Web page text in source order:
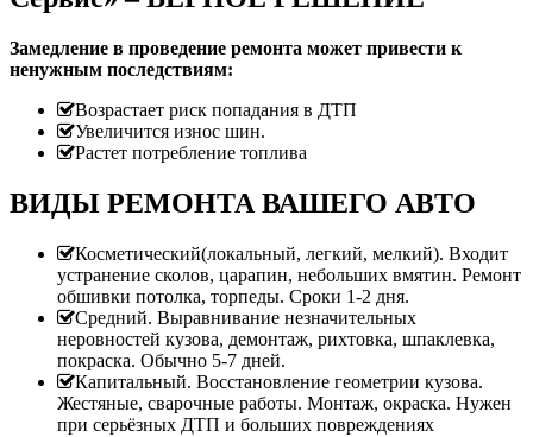
Замедление в проведение ремонта может привести к
ненужным последствиям:
Возрастает риск попадания в ДТП
Увеличится износ шин.
Растет потребление топлива
ВИДЫ РЕМОНТА ВАШЕГО АВТО
Косметический(локальный, легкий, мелкий). Входит
устранение сколов, царапин, небольших вмятин. Ремонт
обшивки потолка, торпеды. Сроки 1-2 дня.
Средний. Выравнивание незначительных
неровностей кузова, демонтаж, рихтовка, шпаклевка,
покраска. Обычно 5-7 дней.
Капитальный. Восстановление геометрии кузова.
Жестяные, сварочные работы. Монтаж, окраска. Нужен
при серьёзных ДТП и больших повреждениях